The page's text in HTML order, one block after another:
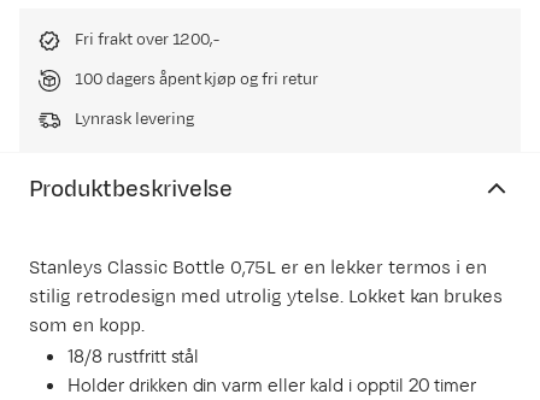
Fri frakt over 1200,-
100 dagers åpent kjøp og fri retur
Lynrask levering
Produktbeskrivelse
Stanleys Classic Bottle 0,75L er en lekker termos i en
stilig retrodesign med utrolig ytelse. Lokket kan brukes
som en kopp.
18/8 rustfritt stål
Holder drikken din varm eller kald i opptil 20 timer